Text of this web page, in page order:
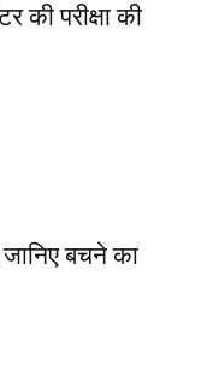
की परीक्षा की
बचने का